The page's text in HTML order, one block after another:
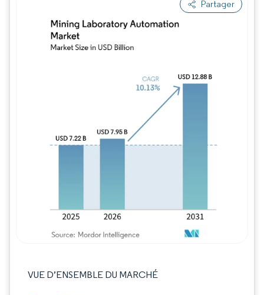
Partager
VUE D’ENSEMBLE DU MARCHÉ
Image © Mordor Intelligence. La